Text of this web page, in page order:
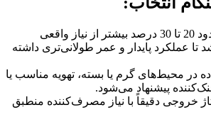
توان منبع باید حدود 20 تا 30 درصد بیشتر از نیاز واقعی
تا عملکرد پایدار و عمر طولانی‌تری داشته
در محیط‌های گرم یا بسته، تهویه مناسب یا
پیشنهاد می‌شود.
خروجی دقیقاً با نیاز مصرف‌کننده منطبق